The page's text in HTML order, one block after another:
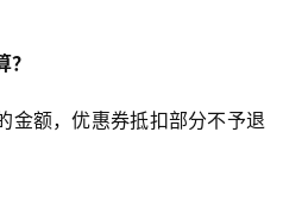
金额，优惠券抵扣部分不予退